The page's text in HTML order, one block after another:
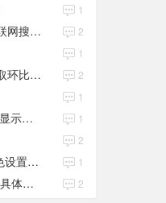
1
bladex-ai 使用接口对接时怎么然ai拥有联网搜索功能 2
1
IIOT 的设备参数预警可否设置变量（获取环比数值） 2
1
pom.xml中的blade-starter-ratelimit一直显示红色 1
2
创建用户后，分配对应角色，通过对角色设置权限好后，登录当前用户后。查看不到当前已分配对应角色权限数据 1
急需bladex-ai的1.8.0的skills相关功能，具体发布日期是多少号 2